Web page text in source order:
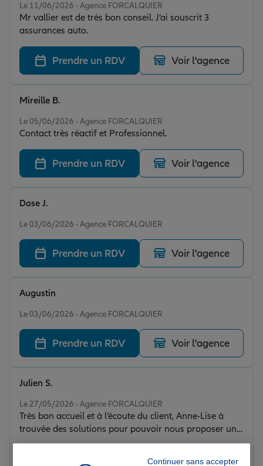
Le 11/06/2026 - Agence FORCALQUIER
Mr vallier est de trés bon conseil. J’ai souscrit 3
assurances auto.
Prendre un RDV Voir l'agence
Le 05/06/2026 - Agence FORCALQUIER
Contact très réactif et Professionnel.
Mireille B.
Prendre un RDV Voir l'agence
Le 03/06/2026 - Agence FORCALQUIER
Dose J.
Prendre un RDV Voir l'agence
Le 03/06/2026 - Agence FORCALQUIER
Augustin
Prendre un RDV Voir l'agence
Le 27/05/2026 - Agence FORCALQUIER
Très bon accueil et à l’écoute du client, Anne-Lise à
trouvée des solutions pour pouvoir nous proposer un
contrat compétitif. Je recommande.
Julien S.
Voir l'agence
Continuer sans accepter